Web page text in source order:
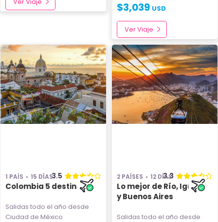
$3,039 USD
Ver Viaje
1 PAÍS 15 DÍAS3.5
Colombia 5 destinos
Salidas todo el año desde
Ciudad de México
2 PAÍSES 12 DÍAS
3.3
Lo mejor de Río, Iguazú
y Buenos Aires
Salidas todo el año desde